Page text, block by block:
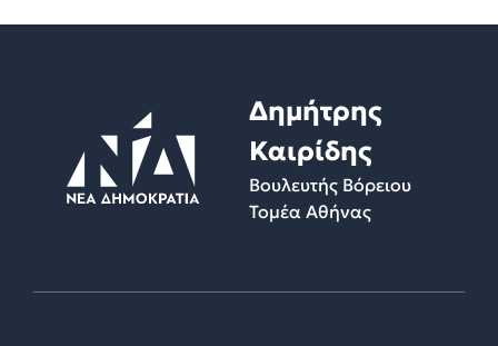
Δημήτρης
Καιρίδης
Βουλευτής Βόρειου
Τομέα Αθήνας